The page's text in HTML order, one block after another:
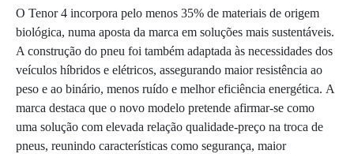
O Tenor 4 incorpora pelo menos 35% de materiais de origem
biológica, numa aposta da marca em soluções mais sustentáveis.
A construção do pneu foi também adaptada às necessidades dos
veículos híbridos e elétricos, assegurando maior resistência ao
peso e ao binário, menos ruído e melhor eficiência energética. A
marca destaca que o novo modelo pretende afirmar-se como
uma solução com elevada relação qualidade-preço na troca de
pneus, reunindo características como segurança, maior